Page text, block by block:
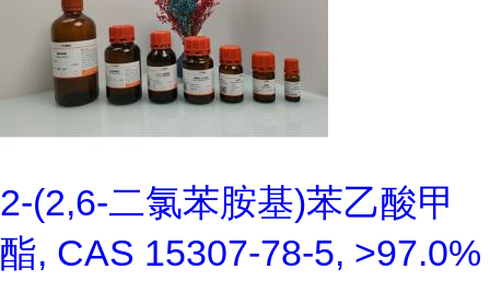
2-(2,6-二氯苯胺基)苯乙酸甲
酯, CAS 15307-78-5, >97.0%